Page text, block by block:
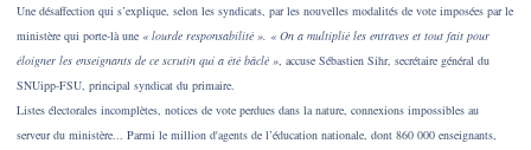
Une désaffection qui s’explique, selon les syndicats, par les nouvelles modalités de vote imposées par le
ministère qui porte-là une « lourde responsabilité ». « On a multiplié les entraves et tout fait pour
éloigner les enseignants de ce scrutin qui a été bâclé », accuse Sébastien Sihr, secrétaire général du
SNUipp-FSU, principal syndicat du primaire.
Listes électorales incomplètes, notices de vote perdues dans la nature, connexions impossibles au
serveur du ministère... Parmi le million d'agents de l’éducation nationale, dont 860 000 enseignants,